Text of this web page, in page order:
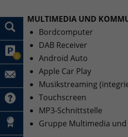
0
MULTIMEDIA UND
Bordcomputer
DAB Receiver
Android Auto
Apple Car Play
Musikstreaming
Touchscreen
MP3-Schnittstelle
Gruppe Multimedia